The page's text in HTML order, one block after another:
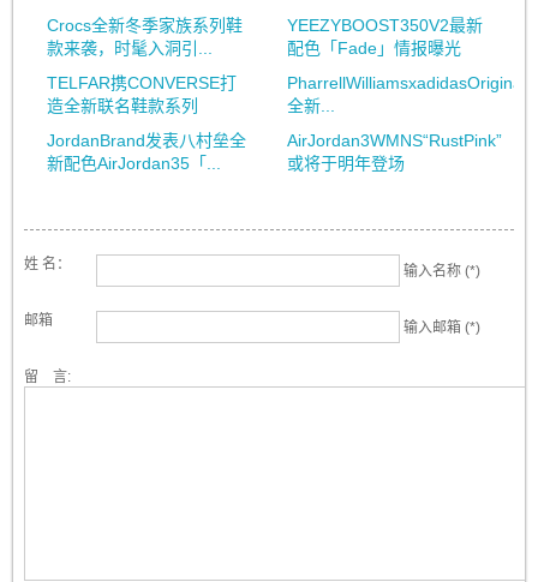
Crocs全新冬季家族系列鞋
款来袭，时髦入洞引...
YEEZYBOOST350V2最新
配色「Fade」情报曝光
TELFAR携CONVERSE打
造全新联名鞋款系列
全新...
JordanBrand发表八村垒全
新配色AirJordan35「...
AirJordan3WMNS“RustPink”
或将于明年登场
姓 名： 输入名称 (*)
邮箱 输入邮箱 (*)
留 言: